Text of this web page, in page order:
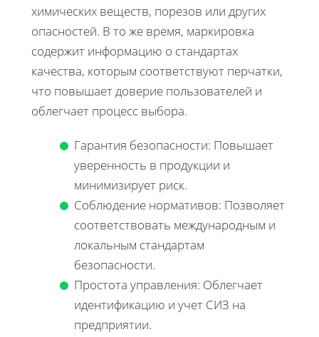
химических веществ, порезов или других
опасностей. В то же время, маркировка
содержит информацию о стандартах
качества, которым соответствуют перчатки,
что повышает доверие пользователей и
облегчает процесс выбора.
Гарантия безопасности: Повышает
уверенность в продукции и
минимизирует риск.
Соблюдение нормативов: Позволяет
соответствовать международным и
локальным стандартам
безопасности.
Простота управления: Облегчает
идентификацию и учет СИЗ на
предприятии.